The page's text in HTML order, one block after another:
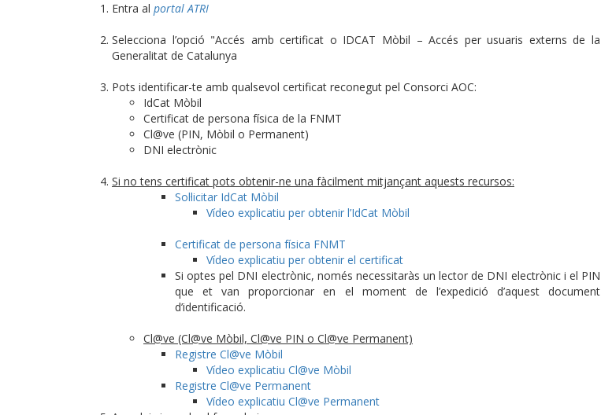
Entra al portal ATRI
Selecciona l’opció "Accés amb certificat o IDCAT Mòbil – Accés per usuaris externs de la
Generalitat de Catalunya
Pots identificar-te amb qualsevol certificat reconegut pel Consorci AOC:
IdCat Mòbil
Certificat de persona física de la FNMT
Cl@ve (PIN, Mòbil o Permanent)
DNI electrònic
Si no tens certificat pots obtenir-ne una fàcilment mitjançant aquests recursos:
Sol·licitar IdCat Mòbil
Vídeo explicatiu per obtenir l’IdCat Mòbil
Certificat de persona física FNMT
Vídeo explicatiu per obtenir el certificat
Si optes pel DNI electrònic, només necessitaràs un lector de DNI electrònic i el PIN
que et van proporcionar en el moment de l’expedició d’aquest document
d’identificació.
Cl@ve (Cl@ve Mòbil, Cl@ve PIN o Cl@ve Permanent)
Registre Cl@ve Mòbil
Vídeo explicatiu Cl@ve Mòbil
Registre Cl@ve Permanent
Vídeo explicatiu Cl@ve Permanent